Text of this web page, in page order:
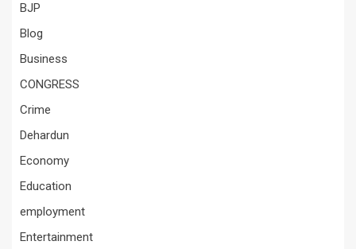
BJP
Blog
Business
CONGRESS
Crime
Dehardun
Economy
Education
employment
Entertainment